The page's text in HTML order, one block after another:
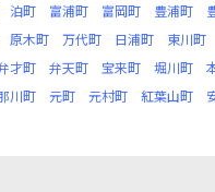
泊町 富浦町 富岡町 豊浦町
原木町 万代町 日浦町 東川町
才町 弁天町 宝来町 堀川町
川町 元町 元村町 紅葉山町